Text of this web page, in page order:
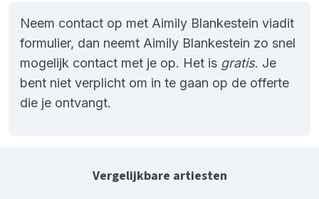
Neem contact op met Aimily Blankestein viadit
formulier, dan neemt Aimily Blankestein zo snel
mogelijk contact met je op. Het is gratis. Je
bent niet verplicht om in te gaan op de offerte
die je ontvangt.
Vergelijkbare artiesten